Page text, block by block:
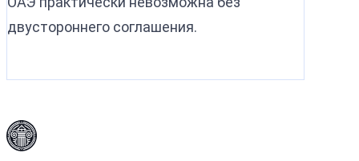
двустороннего соглашения.